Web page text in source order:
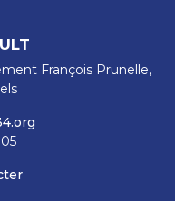
François Prunelle,